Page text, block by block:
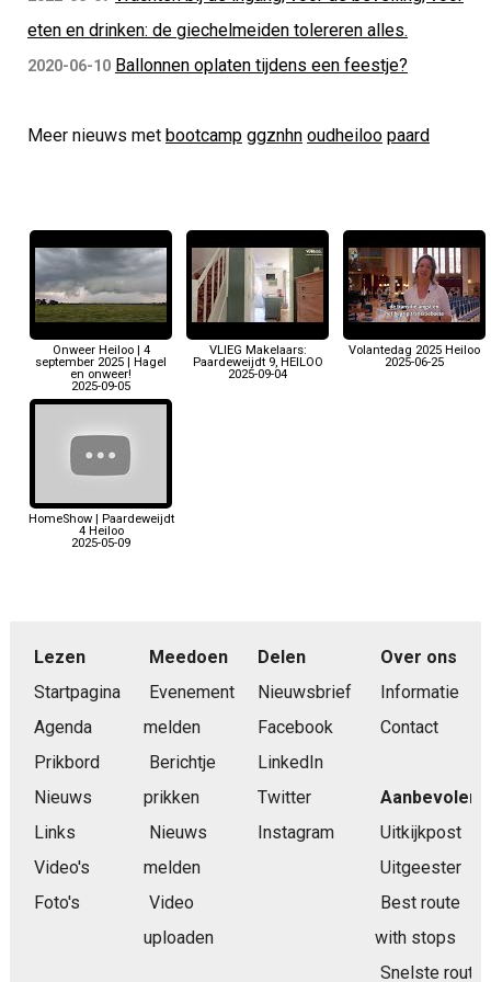
eten en drinken: de giechelmeiden tolereren alles.
2020-06-10 Ballonnen oplaten tijdens een feestje?
Meer nieuws met bootcamp ggznhn oudheiloo paard
Onweer Heiloo | 4
september 2025 | Hagel
en onweer!
2025-09-05
VLIEG Makelaars:
Paardeweijdt 9, HEILOO
2025-09-04
Volantedag 2025 Heiloo
2025-06-25
HomeShow | Paardeweijdt
4 Heiloo
2025-05-09
Lezen
Startpagina
Agenda
Prikbord
Nieuws
Links
Video's
Foto's
Meedoen
Evenement
melden
Berichtje
prikken
Nieuws
melden
Video
uploaden
Delen
Nieuwsbrief
Facebook
LinkedIn
Twitter
Instagram
Over ons
Informatie
Contact
Aanbevolen
Uitkijkpost
Uitgeester
Best route
with stops
Snelste route